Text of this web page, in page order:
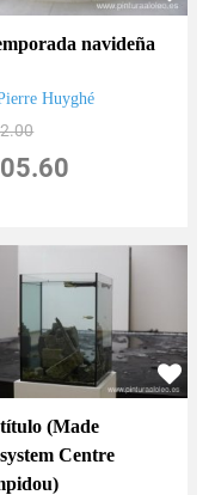
navideña
Huyghé
(Made
Centre